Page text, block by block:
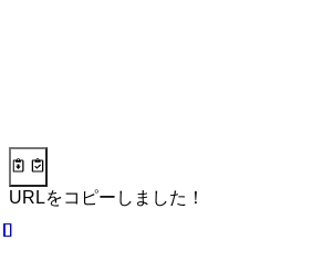
URLをコピーしました！